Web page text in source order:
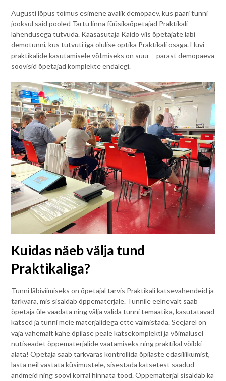
Augusti lõpus toimus esimene avalik demopäev, kus paari tunni
jooksul said pooled Tartu linna füüsikaõpetajad Praktikali
lahendusega tutvuda. Kaasasutaja Kaido viis õpetajate läbi
demotunni, kus tutvuti iga olulise optika Praktikali osaga. Huvi
praktikalide kasutamisele võtmiseks on suur – pärast demopäeva
soovisid õpetajad komplekte endalegi.
Kuidas näeb välja tund
Praktikaliga?
Tunni läbiviimiseks on õpetajal tarvis Praktikali katsevahendeid ja
tarkvara, mis sisaldab õppematerjale. Tunnile eelnevalt saab
õpetaja üle vaadata ning välja valida tunni temaatika, kasutatavad
katsed ja tunni meie materjalidega ette valmistada. Seejärel on
vaja vähemalt kahe õpilase peale katsekomplekti ja võimalusel
nutiseadet õppematerjalide vaatamiseks ning praktikal võibki
alata! Õpetaja saab tarkvaras kontrollida õpilaste edasiliikumist,
lasta neil vastata küsimustele, sisestada katsetest saadud
andmeid ning soovi korral hinnata tööd. Õppematerjal sisaldab ka